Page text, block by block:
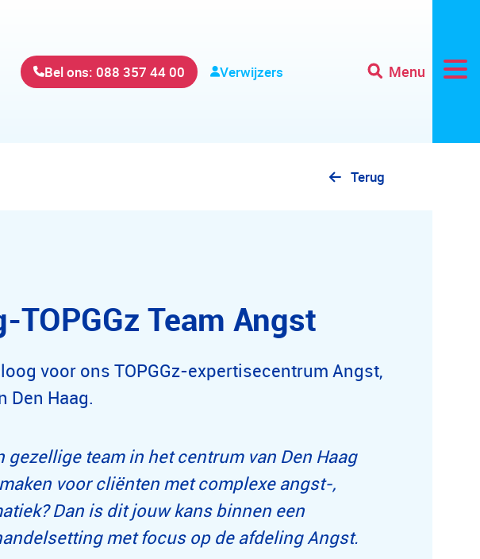
Bel ons: 088 357 44 00 Verwijzers Menu
Terug
Team Angst
voor ons TOPGGz-expertisecentrum Angst,
Den Haag.
team in het centrum van Den Haag
voor cliënten met complexe angst-,
Dan is dit jouw kans binnen een
met focus op de afdeling Angst.